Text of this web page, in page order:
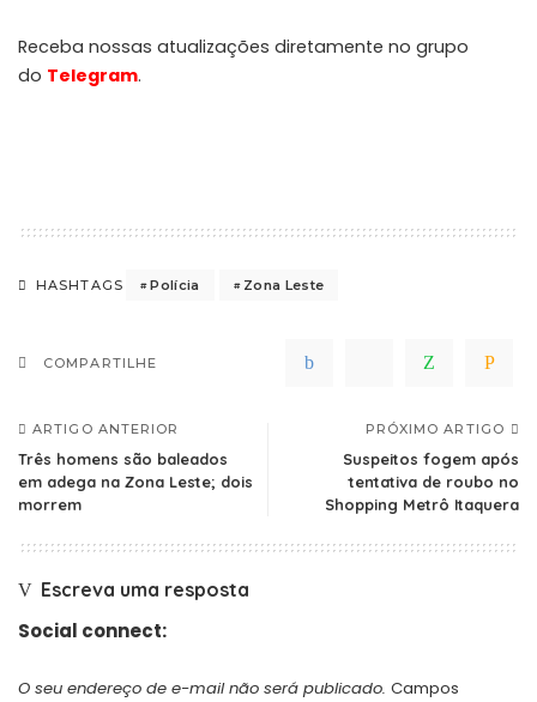
Receba nossas atualizações diretamente no grupo
do Telegram.
HASHTAGS Polícia Zona Leste
COMPARTILHE
ARTIGO ANTERIOR
Três homens são baleados
em adega na Zona Leste; dois
morrem
PRÓXIMO ARTIGO
Suspeitos fogem após
tentativa de roubo no
Shopping Metrô Itaquera
Escreva uma resposta
Social connect:
O seu endereço de e-mail não será publicado. Campos